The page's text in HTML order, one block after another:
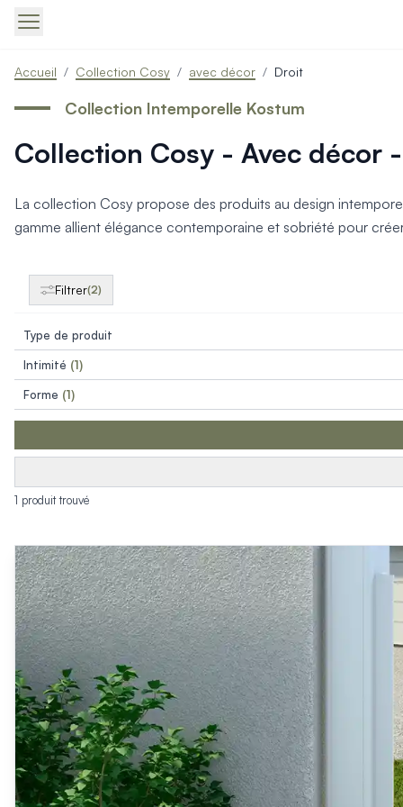
Produits > Portails > Portails contemporains
Produits > Portails > Portails traditionnels
Produits > Portails > Portails architectes
Produits > Portails > Portails avec décors
Produits > Portails > Portails économiques
Produits > Portails > Les ouvertures spéciales
Produits > Portillons > Tous nos portillons
Produits > Portillons > Portillons traditionnels
Produits > Portillons > Portillons architectes
Produits > Portillons > Motorisation Portillon
Produits > Portillons > Ouvertures Spéciales
Produits > Clôtures > Toutes nos clôtures
Produits > Clôtures > Clôtures contemporaines
Produits > Clôtures > Clôtures traditionnelles
Produits > Clôtures > Clôtures architectes
Produits > Clôtures > Claustras
Produits > Garde-corps et rambardes > Garde-corps vitrés
Produits > Garde-corps et rambardes > Garde-corps
Produits > Garde-corps et rambardes > Clôtures
Produits > Garde-corps et rambardes > Aides à la montée
Produits > Garde-corps et rambardes > Séparatifs de
Produits > Pergolas > Pergolas
Produits > Pergolas > Guide de choix
Produits > Carports > Carports voiture
Produits > Carports > Guide de choix
Produits > Porche d'entrée > Porche d'entrée
Produits > Cuisine extérieure > Cuisine extérieure
Produits > Habillages extérieur aluminium > Tous nos
Accueil / Collection Cosy / avec décor / Droit
Collection Cosy - Avec décor
Collection Intemporelle Kostum
La collection Cosy propose des produits au design
gamme allient élégance contemporaine et sobriété pour
Filtrer(2)
Type de produit
Intimité (1)
Forme (1)
1 produit trouvé